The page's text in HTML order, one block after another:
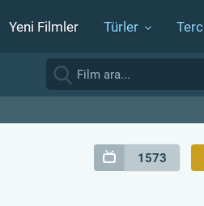
Yeni Filmler Türler
1573